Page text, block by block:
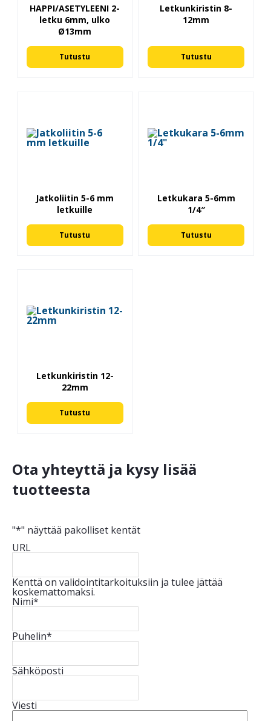
HAPPI/ASETYLEENI 2-
letku 6mm, ulko
Ø13mm
Tutustu
Letkunkiristin 8-
12mm
Tutustu
Jatkoliitin 5-6 mm
letkuille
Tutustu
Letkukara 5-6mm
1/4″
Tutustu
Letkunkiristin 12-
22mm
Tutustu
Ota yhteyttä ja kysy lisää
tuotteesta
"*" näyttää pakolliset kentät
URL
Kenttä on validointitarkoituksiin ja tulee jättää
koskemattomaksi.
Nimi*
Puhelin*
Sähköposti
Viesti